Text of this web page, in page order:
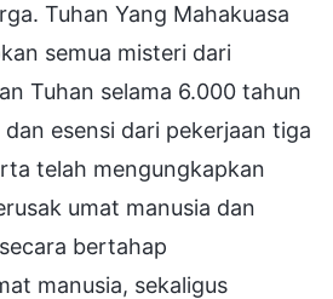
Tuhan Yang Mahakuasa
semua misteri dari
Tuhan selama 6.000 tahun
esensi dari pekerjaan tiga
telah mengungkapkan
umat manusia dan
bertahap
manusia, sekaligus